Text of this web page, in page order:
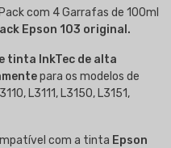
com 4 Garrafas de 100ml
Epson 103 original.
tinta InkTec de alta
para os modelos de
L3111, L3150, L3151,
com a tinta Epson